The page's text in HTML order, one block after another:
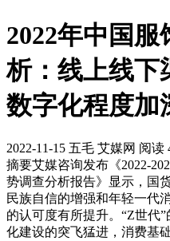
2022年中国
析：线上线下
数字化程度加
2022-11-15 五毛 艾媒网 阅读
摘要艾媒咨询发布《2022-
势调查分析报告》显示，国
民族自信的增强和年轻一代
的认可度有所提升。“Z世代
化建设的突飞猛进，消费基